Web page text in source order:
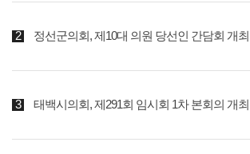
정선군의회, 제10대 의원 당선인 간담회 개최
태백시의회, 제291회 임시회 1차 본회의 개최